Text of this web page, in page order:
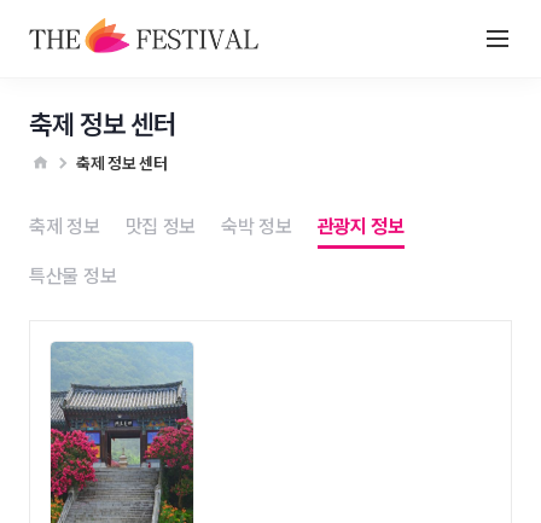
축제 정보 센터
축제 정보 센터
축제 정보 맛집 정보 숙박 정보 관광지 정보
특산물 정보